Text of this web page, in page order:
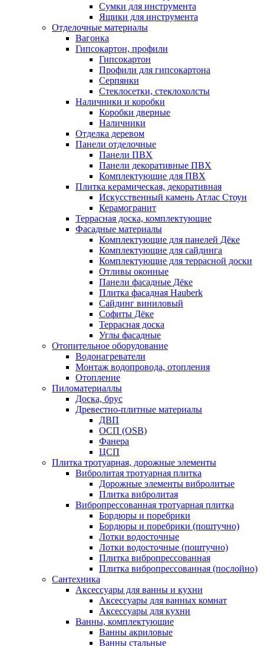
Сумки для инструмента
Ящики для инструмента
Отделочные материалы
Вагонка
Гипсокартон, профили
Гипсокартон
Профили для гипсокартона
Серпянки
Стеклосетки, стеклохолсты
Наличники и коробки
Коробки дверные
Наличники
Отделка деревом
Панели отделочные
Панели ПВХ
Панели декоративные ПВХ
Комплектующие для ПВХ
Плитка керамическая, декоративная
Искусственный камень Атлас Стоун
Керамогранит
Террасная доска, комплектующие
Фасадные материалы
Комплектующие для панелей Дёке
Комплектующие для сайдинга
Комплектующие для террасной доски
Отливы оконные
Панели фасадные Дёке
Плитка фасадная Hauberk
Сайдинг виниловый
Софиты Дёке
Террасная доска
Углы фасадные
Отопительное оборудование
Водонагреватели
Монтаж водопровода, отопления
Отопление
Пиломатериаллы
Доска, брус
Древестно-плитные материалы
ДВП
ОСП (OSB)
Фанера
ЦСП
Плитка тротуарная, дорожные элементы
Вибролитая тротуарная плитка
Дорожные элементы вибролитые
Плитка вибролитая
Вибропрессованная тротуарная плитка
Бордюры и поребрики
Бордюры и поребрики (поштучно)
Лотки водосточные
Лотки водосточные (поштучно)
Плитка вибропрессованная
Плитка вибропрессованная (послойно)
Сантехника
Аксессуары для ванны и кухни
Аксессуары для ванных комнат
Аксессуары для кухни
Ванны, комплектующие
Ванны акриловые
Ванны стальные